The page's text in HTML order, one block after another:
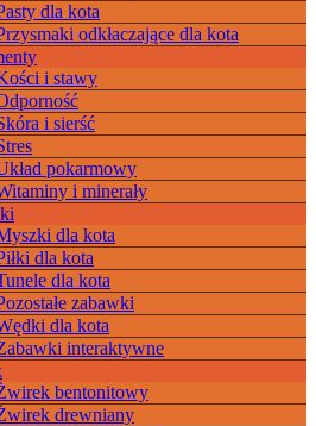
dla kota
odkłaczające dla kota
i stawy
i sierść
pokarmowy
i minerały
dla kota
dla kota
dla kota
zabawki
dla kota
interaktywne
bentonitowy
drewniany